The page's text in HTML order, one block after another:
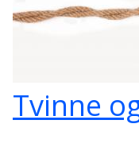
Tvinne